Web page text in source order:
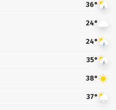
36°
24°
24°
35°
38°
37°